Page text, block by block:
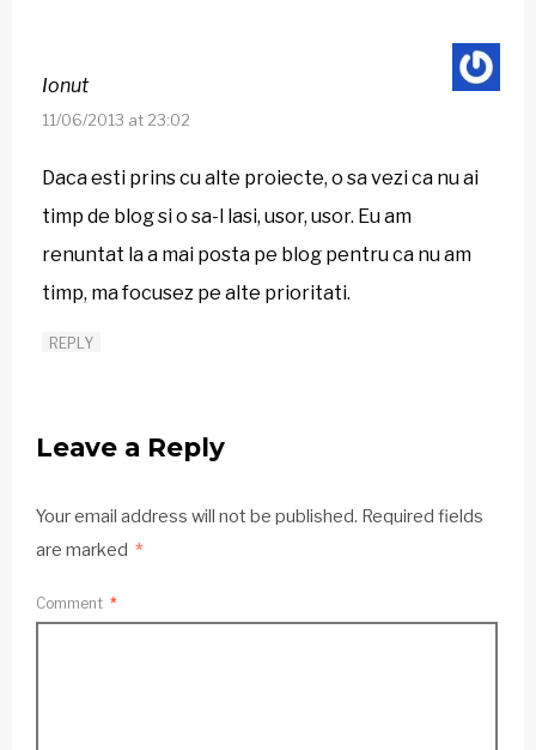
Ionut
11/06/2013 at 23:02
Daca esti prins cu alte proiecte, o sa vezi ca nu ai
timp de blog si o sa-l lasi, usor, usor. Eu am
renuntat la a mai posta pe blog pentru ca nu am
timp, ma focusez pe alte prioritati.
REPLY
Leave a Reply
Your email address will not be published. Required fields
are marked *
Comment *